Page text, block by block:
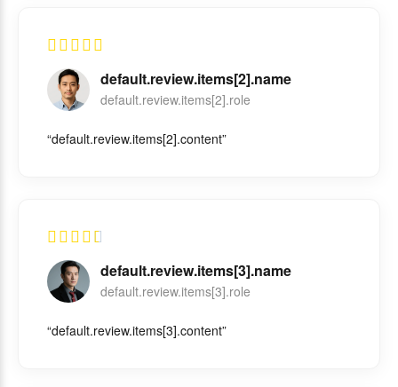
default.review.items[2].name
default.review.items[2].role
“default.review.items[2].content”
default.review.items[3].name
default.review.items[3].role
“default.review.items[3].content”